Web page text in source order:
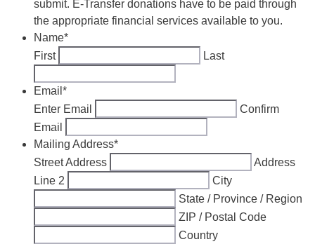
submit. E-Transfer donations have to be paid through
the appropriate financial services available to you.
Name*
First
Last
Email *
Enter Email
Confirm
Email
Mailing Address*
Street Address
Address
Line 2
City
State / Province / Region
ZIP / Postal Code
Country